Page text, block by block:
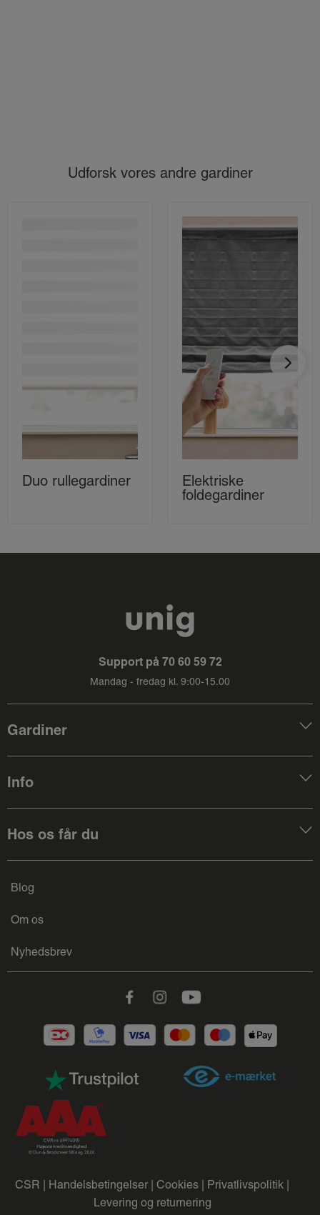
Udforsk vores andre gardiner
Duo rullegardiner
Elektriske
foldegardiner
Support på 70 60 59 72
Mandag - fredag kl. 9:00-15.00
Gardiner
Info
Hos os får du
Blog
Om os
Nyhedsbrev
FacebookInstagramYoutube
CSR | Handelsbetingelser | Cookies | Privatlivspolitik |
Levering og returnering